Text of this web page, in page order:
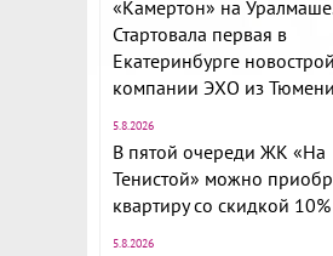
«Камертон» на Уралмаше.
Стартовала первая в
Екатеринбурге
компании ЭХО из Тюмени
5.8.2026
В пятой очереди ЖК «На
Тенистой» можно
квартиру со скидкой 10%
5.8.2026